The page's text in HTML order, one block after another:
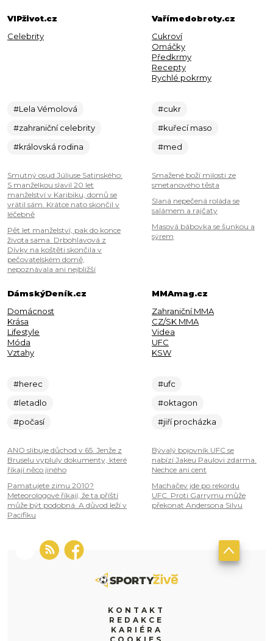
VIPživot.cz
Celebrity
#Lela Vémolová
#zahraniční celebrity
#královská rodina
Smutný osud Júliuse Satinského:
S manželkou slavil 20 let
manželství v Karibiku, domů se
vrátil sám. Krátce nato skončil v
léčebně
Pět let manželství, pak do konce
života sama. Drbohlavová z
Dívky na koštěti skončila v
pečovatelském domě,
nepoznávala ani nejbližší
Vařímedobroty.cz
Cukroví
Omáčky
Předkrmy
Recepty
Rychlé pokrmy
#cukr
#kuřecí maso
#med
Smažené boží milosti ze
smetanového těsta
Slaná nepečená roláda se
salámem a rajčaty
Masová bábovka se šunkou a
sýrem
DámskýDeník.cz
Domácnost
Krása
Lifestyle
Móda
Vztahy
#herec
#letadlo
#počasí
ANO slibuje důchod v 65. Jenže z
Bruselu vypluly dokumenty, které
říkají něco jiného
Pamatujete zimu 2010?
Meteorologové říkají, že ta příští
může být podobná. A důvod leží v
Pacifiku
MMAmag.cz
Zahraniční MMA
CZ/SK MMA
Videa
UFC
KSW
#ufc
#oktagon
#jiří procházka
Bývalý bojovník UFC se
nabízí Jakeu Paulovi zdarma.
Nechce ani cent
Machačev jde po rekordu
UFC. Proti Garrymu může
překonat Andersona Silvu
KONTAKT
REDAKCE
KARIÉRA